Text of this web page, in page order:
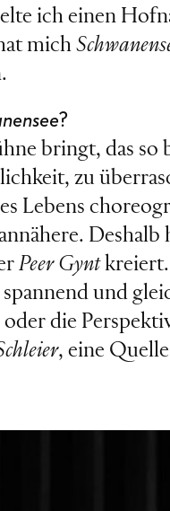
ich einen
mich
?
bringt, das
zu
Lebens
Peer Gynt
und
die
, eine